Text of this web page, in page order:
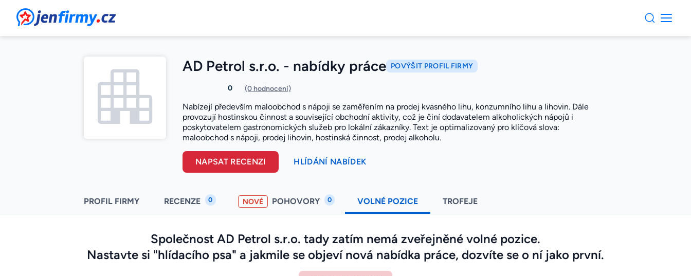
JenFirmy.cz
AD Petrol s.r.o. - nabídky práce POVÝŠIT PROFIL FIRMY
0 (0 hodnocení)
Nabízejí především maloobchod s nápoji se zaměřením na prodej kvasného lihu, konzumního lihu a lihovin. Dále
provozují hostinskou činnost a související obchodní aktivity, což je činí dodavatelem alkoholických nápojů i
poskytovatelem gastronomických služeb pro lokální zákazníky. Text je optimalizovaný pro klíčová slova:
maloobchod s nápoji, prodej lihovin, hostinská činnost, prodej alkoholu.
NAPSAT RECENZI HLÍDÁNÍ NABÍDEK
PROFIL FIRMY RECENZE 0 NOVÉ POHOVORY 0 VOLNÉ POZICE TROFEJE
Společnost AD Petrol s.r.o. tady zatím nemá zveřejněné volné pozice.
Nastavte si "hlídacího psa" a jakmile se objeví nová nabídka práce, dozvíte se o ní jako první.